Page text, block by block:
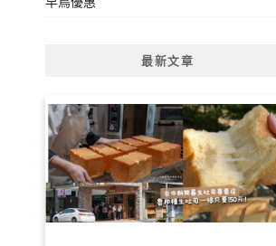
最新文章